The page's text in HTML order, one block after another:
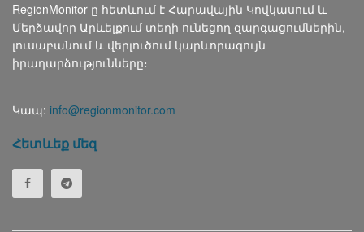
RegionMonitor-ը հետևում է Հարավային Կովկասում և
Մերձավոր Արևելքում տեղի ունեցող զարգացումներին,
լուսաբանում և վերլուծում կարևորագույն
իրադարձությունները։
Կապ: info@regionmonitor.com
Հետևեք մեզ